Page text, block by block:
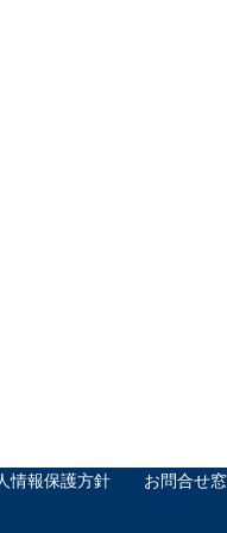
情報保護方針 お問合せ